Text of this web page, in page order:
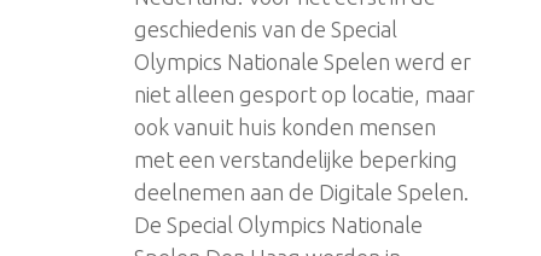
geschiedenis van de Special
Olympics Nationale Spelen werd er
niet alleen gesport op locatie, maar
ook vanuit huis konden mensen
met een verstandelijke beperking
deelnemen aan de Digitale Spelen.
De Special Olympics Nationale